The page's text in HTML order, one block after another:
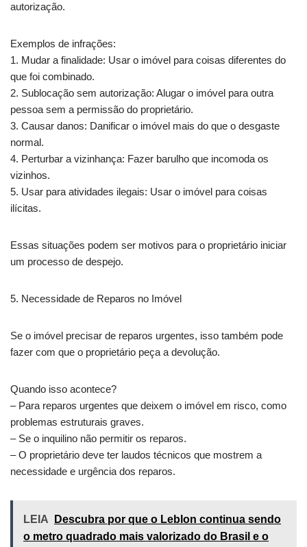
autorização.
Exemplos de infrações:
1. Mudar a finalidade: Usar o imóvel para coisas diferentes do
que foi combinado.
2. Sublocação sem autorização: Alugar o imóvel para outra
pessoa sem a permissão do proprietário.
3. Causar danos: Danificar o imóvel mais do que o desgaste
normal.
4. Perturbar a vizinhança: Fazer barulho que incomoda os
vizinhos.
5. Usar para atividades ilegais: Usar o imóvel para coisas
ilícitas.
Essas situações podem ser motivos para o proprietário iniciar
um processo de despejo.
5. Necessidade de Reparos no Imóvel
Se o imóvel precisar de reparos urgentes, isso também pode
fazer com que o proprietário peça a devolução.
Quando isso acontece?
– Para reparos urgentes que deixem o imóvel em risco, como
problemas estruturais graves.
– Se o inquilino não permitir os reparos.
– O proprietário deve ter laudos técnicos que mostrem a
necessidade e urgência dos reparos.
LEIA
Descubra por que o Leblon continua sendo
o metro quadrado mais valorizado do Brasil e o